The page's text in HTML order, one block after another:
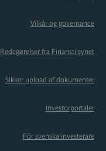
Vilkår og governance
Redegørelser fra Finanstilsynet
Sikker upload af dokumenter
Investorportaler
För svenska investerare